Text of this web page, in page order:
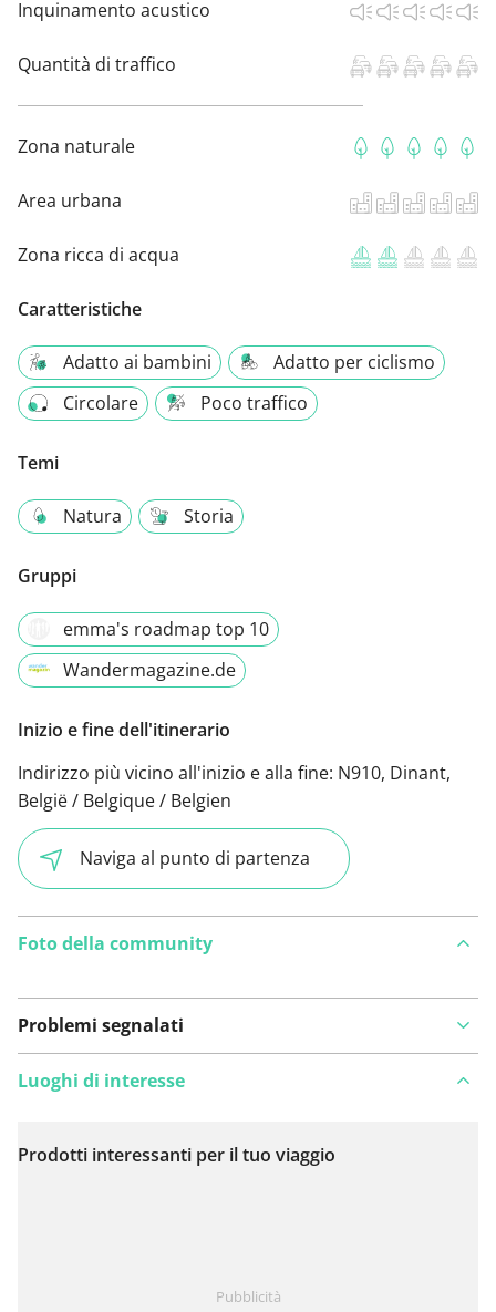
Inquinamento acustico
Quantità di traffico
Zona naturale
Area urbana
Zona ricca di acqua
Caratteristiche
Adatto ai bambini
Adatto per ciclismo
Circolare
Poco traffico
Temi
Natura Storia
Gruppi
emma's roadmap top 10
Wandermagazine.de
Inizio e fine dell'itinerario
Indirizzo più vicino all'inizio e alla fine: N910, Dinant,
België / Belgique / Belgien
Naviga al punto di partenza
Foto della community
Problemi segnalati
Visualizza sulla mappa
Luoghi di interesse
Prodotti interessanti per il tuo viaggio
Pubblicità